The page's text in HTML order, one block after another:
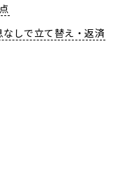
しで立て替え・返済